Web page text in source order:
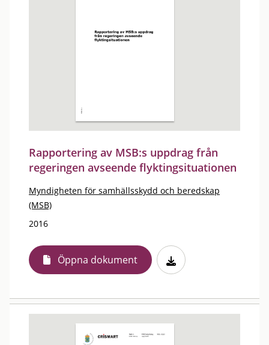
Rapportering av MSB:s uppdrag från
regeringen avseende flyktingsituationen
Myndigheten för samhällsskydd och beredskap
(MSB)
2016
Öppna dokument